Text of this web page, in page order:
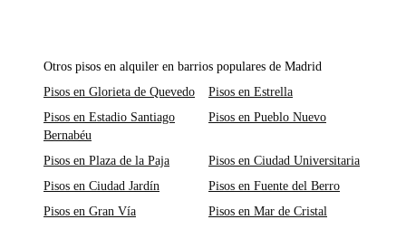
Otros pisos en alquiler en barrios populares de Madrid
Pisos en Glorieta de Quevedo
Pisos en Estrella
Pisos en Estadio Santiago
Bernabéu
Pisos en Pueblo Nuevo
Pisos en Plaza de la Paja
Pisos en Ciudad Universitaria
Pisos en Ciudad Jardín
Pisos en Fuente del Berro
Pisos en Gran Vía
Pisos en Mar de Cristal